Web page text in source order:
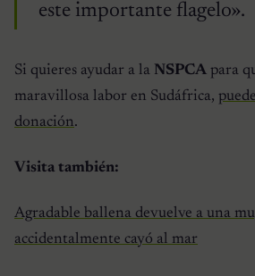
este importante flagelo».
Si quieres ayudar a la NSPCA para
maravillosa labor en Sudáfrica,
donación.
Visita también:
Agradable ballena devuelve a una
accidentalmente cayó al mar